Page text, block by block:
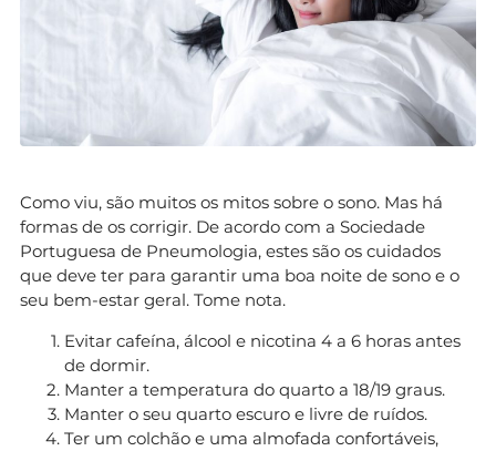
Como viu, são muitos os mitos sobre o sono. Mas há
formas de os corrigir. De acordo com a Sociedade
Portuguesa de Pneumologia, estes são os cuidados
que deve ter para garantir uma boa noite de sono e o
seu bem-estar geral. Tome nota.
Evitar cafeína, álcool e nicotina 4 a 6 horas antes
de dormir.
Manter a temperatura do quarto a 18/19 graus.
Manter o seu quarto escuro e livre de ruídos.
Ter um colchão e uma almofada confortáveis,